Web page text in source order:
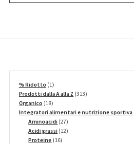
% Ridotto 11
prodotto
Prodotti dalla A alla Z 313313
Organico 1818
prodotti
Integratori alimentari e nutrizione sportiva
Aminoacidi 2727
prodotti
Acidi grassi 1212
Proteine 1616